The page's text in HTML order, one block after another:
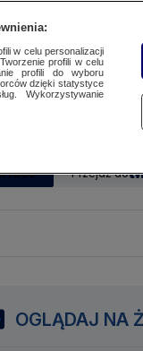
Przejdź do
OGLĄDAJ NA
w celu personalizacji
profili w celu
profili do wyboru
dzięki statystyce
Wykorzystywanie